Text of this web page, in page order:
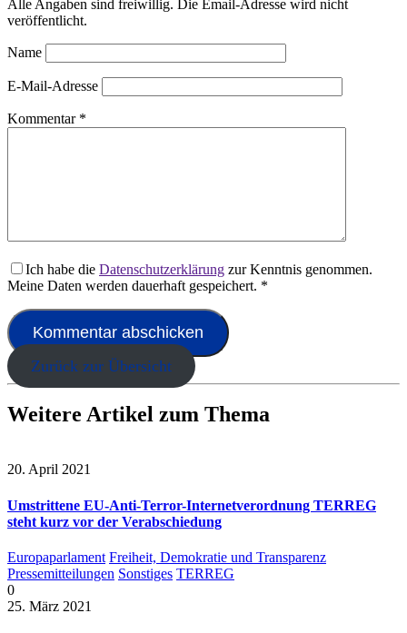
Alle Angaben sind freiwillig. Die Email-Adresse wird nicht
veröffentlicht.
Name
E-Mail-Adresse
Kommentar *
Ich habe die Datenschutzerklärung zur Kenntnis genommen.
Meine Daten werden dauerhaft gespeichert. *
Zurück zur Übersicht
Weitere Artikel zum Thema
20. April 2021
Umstrittene EU-Anti-Terror-Internetverordnung TERREG
steht kurz vor der Verabschiedung
Europaparlament Freiheit, Demokratie und Transparenz
Pressemitteilungen Sonstiges TERREG
0
25. März 2021